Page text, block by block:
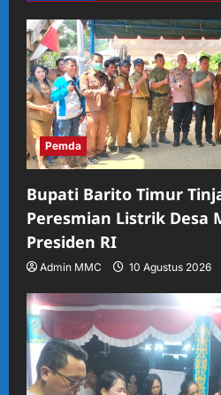
Pemda
Bupati Barito Timur
Peresmian Listrik Desa
Presiden RI
Admin MMC 10 Agustus 2026